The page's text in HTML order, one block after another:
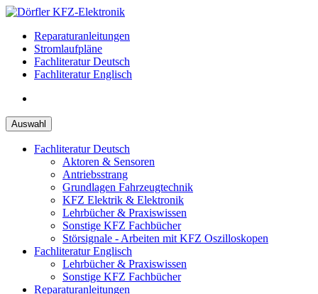
Zum
springenReparaturanleitungen
Stromlaufpläne
Fachliteratur Deutsch
Fachliteratur Englisch
Auswahl
Fachliteratur Deutsch
Aktoren & Sensoren
Antriebsstrang
Grundlagen Fahrzeugtechnik
KFZ Elektrik & Elektronik
Lehrbücher & Praxiswissen
Sonstige KFZ Fachbücher
Störsignale - Arbeiten mit KFZ Oszilloskopen
Fachliteratur Englisch
Lehrbücher & Praxiswissen
Sonstige KFZ Fachbücher
Reparaturanleitungen